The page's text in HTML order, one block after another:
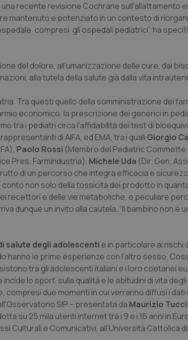
recente revisione Cochrane sull'allattamento
mantenuto e potenziato in un contesto di
compresi gli ospedali pediatrici”, ha
del dolore, all’umanizzazione delle cure, dai
alla tutela della salute già dalla vita
Tra questi quello della somministrazione dei
economico, la prescrizione dei generici in
tra i pediatri circa l'affidabilità dei test di
di AIFA, ed EMA, tra i quali Giorgio
Paolo Rossi (Membro del Pediatric Commette
Pres. Farmindustria), Michele Uda (Dir. Gen.
di un percorso che integra efficacia e
non solo della tossicità dei prodotto in
e delle vie metaboliche, e peculiare
dunque un invito alla cautela. “Il bambino non è
salute degli adolescenti e in particolare ai rischi
hanno le prime esperienze con l’altro sesso.
tra gli adolescenti italiani e i loro coetanei
lo sport sulla qualità e le abitudini di vita
due momenti in cui verranno diffusi i dati
SIP – presentata da Maurizio Tucci
su 25 mila utenti internet tra i 9 e i 16 anni in
Culturali e Comunicativi, all’Università Cattolica